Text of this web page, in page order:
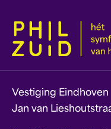
Vestiging Eindhoven
Jan van